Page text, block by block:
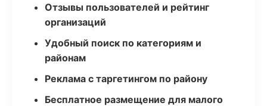
Отзывы пользователей и рейтинг
организаций
Удобный поиск по категориям и
районам
Реклама с таргетингом по району
Бесплатное размещение для малого